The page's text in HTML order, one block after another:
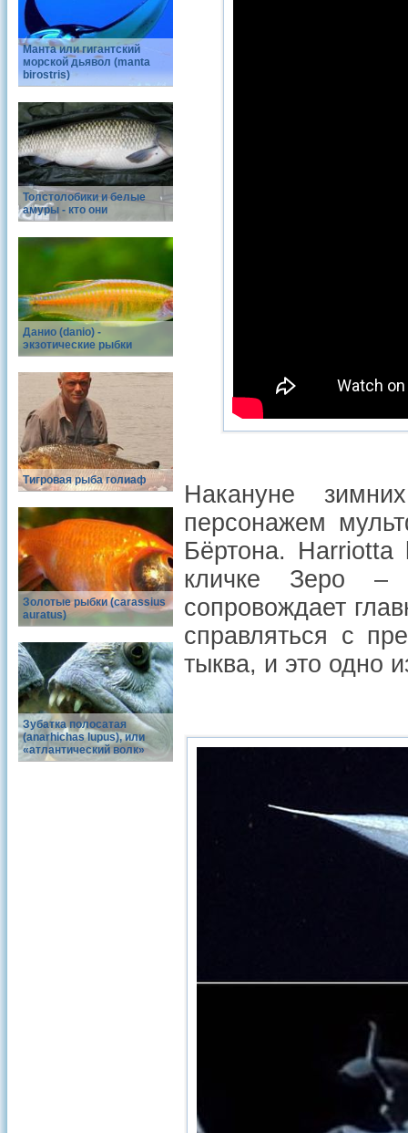
Манта или гигантский
морской дьявол (manta
birostris)
Толстолобики и белые
амуры - кто они
Данио (danio) -
экзотические рыбки
Тигровая рыба голиаф
Золотые рыбки (carassius
auratus)
Зубатка полосатая
(anarhichas lupus), или
«атлантический волк»
Накануне
персонажем
Бёртона. Harriotta
кличке Зеро –
сопровождает
справляться с
тыква, и это одно